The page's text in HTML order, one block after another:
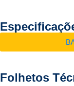
Folhetos